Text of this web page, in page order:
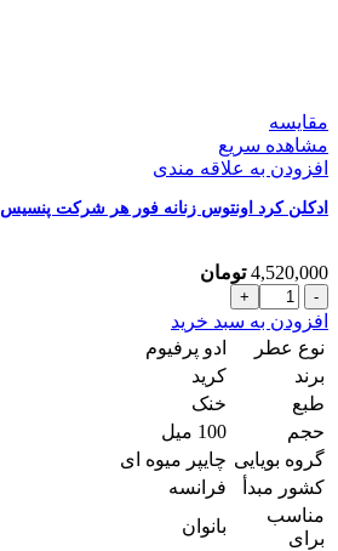
مقایسه
مشاهده سریع
افزودن به علاقه مندی
ادکلن کرد اونتوس زنانه فور هر شرکت پنسیس 100 میل
4,520,000 تومان
ادکلن
کرد
اونتوس
زنانه
فور
هر
شرکت
پنسیس
100
میل
عدد
افزودن به سبد خرید
نوع عطر
ادو پرفیوم
برند
کرید
طبع
خنک
حجم
100 میل
گروه بویایی چایپر میوه ای
کشور مبدأ
فرانسه
مناسب
برای
بانوان